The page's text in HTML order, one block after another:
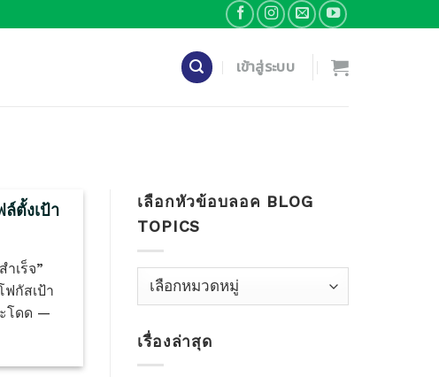
เข้าสู่ระบบ
ล์ตั้งเป้า
เร็จ”
กัสเป้า
โดด —
เลือกหัวข้อบลอค BLOG
TOPICS
เลือก
บลอค
Blog
เรื่องล่าสุด